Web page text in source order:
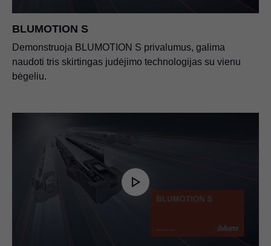
BLUMOTION S
Demonstruoja BLUMOTION S privalumus, galima
naudoti tris skirtingas judėjimo technologijas su vienu
bėgeliu.